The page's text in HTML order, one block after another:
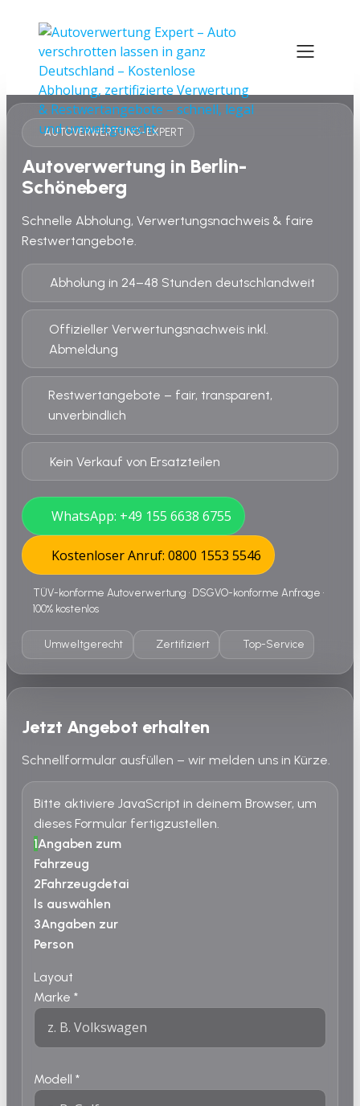
AUTOVERWERTUNG-EXPERT
Autoverwertung in Berlin-
Schöneberg
Schnelle Abholung, Verwertungsnachweis & faire
Restwertangebote.
Abholung in 24–48 Stunden deutschlandweit
Offizieller Verwertungsnachweis inkl.
Abmeldung
Restwertangebote – fair, transparent,
unverbindlich
Kein Verkauf von Ersatzteilen
WhatsApp: +49 155 6638 6755
Kostenloser Anruf: 0800 1553 5546
TÜV-konforme Autoverwertung • DSGVO-konforme Anfrage •
100% kostenlos
Umweltgerecht Zertifiziert Top-Service
Jetzt Angebot erhalten
Schnellformular ausfüllen – wir melden uns in Kürze.
Bitte aktiviere JavaScript in deinem Browser, um
dieses Formular fertigzustellen.
1Angaben zum
Fahrzeug
2Fahrzeugdetai
ls auswählen
3Angaben zur
Person
Layout
Marke *
Modell *